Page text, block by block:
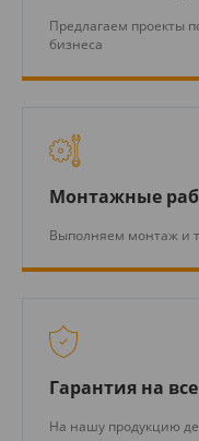
Предлагаем проекты
бизнеса
Монтажные
Выполняем монтаж и
Гарантия на
На нашу продукцию